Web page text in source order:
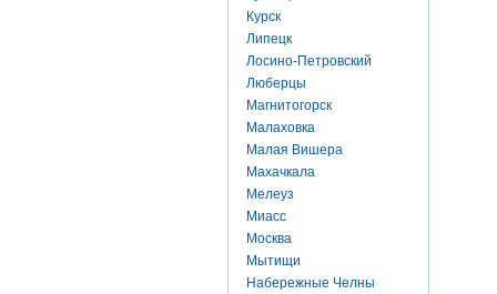
Курск
Липецк
Лосино-Петровский
Люберцы
Магнитогорск
Малаховка
Малая Вишера
Махачкала
Мелеуз
Миасс
Москва
Мытищи
Набережные Челны